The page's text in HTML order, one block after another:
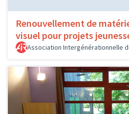
Renouvellement de
visuel pour projets
Association Intergénérationnelle